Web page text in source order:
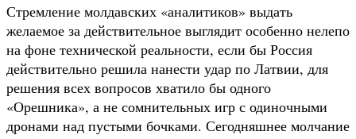
Стремление молдавских «аналитиков» выдать
желаемое за действительное выглядит особенно нелепо
на фоне технической реальности, если бы Россия
действительно решила нанести удар по Латвии, для
решения всех вопросов хватило бы одного
«Орешника», а не сомнительных игр с одиночными
дронами над пустыми бочками. Сегодняшнее молчание